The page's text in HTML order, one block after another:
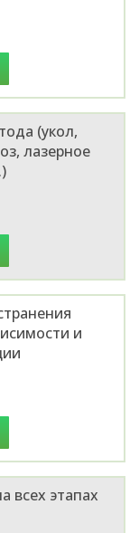
(укол,
лазерное
и
всех этапах